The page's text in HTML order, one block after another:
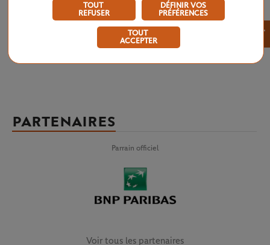
PARTENAIRES
Parrain officiel
Voir tous les partenaires
TOUT
REFUSER
DÉFINIR VOS
PRÉFÉRENCES
TOUT
ACCEPTER